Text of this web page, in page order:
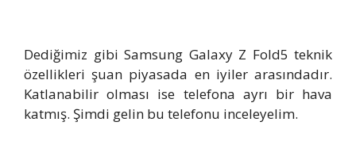
Dediğimiz gibi Samsung Galaxy Z Fold5 teknik
özellikleri şuan piyasada en iyiler arasındadır.
Katlanabilir olması ise telefona ayrı bir hava
katmış. Şimdi gelin bu telefonu inceleyelim.